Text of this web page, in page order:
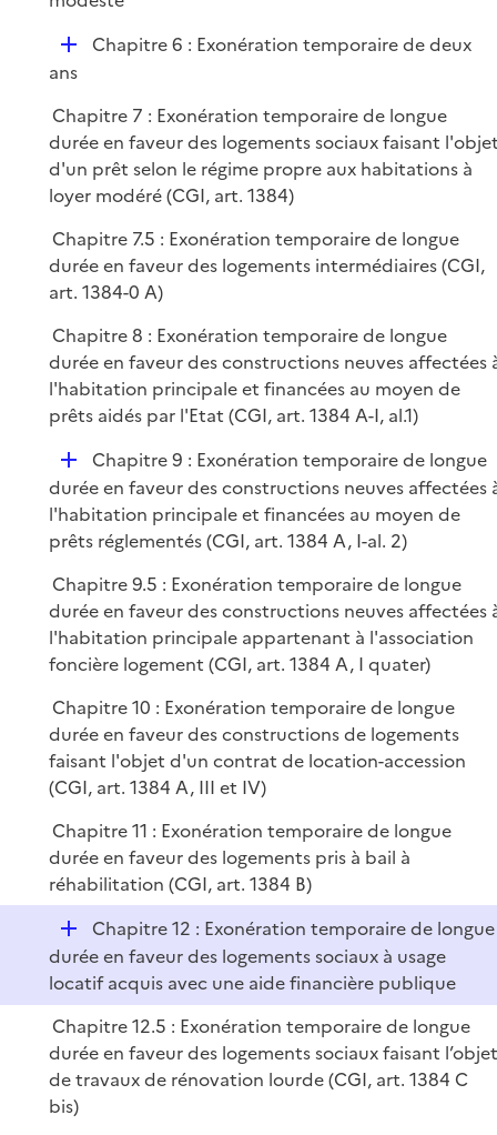
i
D
l
i
e
r
Chapitre 6 : Exonération temporaire de deux
ans
Chapitre 7 : Exonération temporaire de longue
durée en faveur des logements sociaux faisant
d'un prêt selon le régime propre aux habitations à
loyer modéré (CGI, art. 1384)
Chapitre 7.5 : Exonération temporaire de longue
durée en faveur des logements intermédiaires (CGI,
art. 1384-0 A)
Chapitre 8 : Exonération temporaire de longue
durée en faveur des constructions neuves affectées
l'habitation principale et financées au moyen de
prêts aidés par l'Etat (CGI, art. 1384 A-I, al.1)
D
é
p
l
e
r
Chapitre 9 : Exonération temporaire de longue
durée en faveur des constructions neuves affectées
l'habitation principale et financées au moyen de
prêts réglementés (CGI, art. 1384 A, I-al. 2)
Chapitre 9.5 : Exonération temporaire de longue
durée en faveur des constructions neuves affectées
l'habitation principale appartenant à l'association
foncière logement (CGI, art. 1384 A, I quater)
Chapitre 10 : Exonération temporaire de longue
durée en faveur des constructions de logements
faisant l'objet d'un contrat de location-accession
(CGI, art. 1384 A, III et IV)
Chapitre 11 : Exonération temporaire de longue
durée en faveur des logements pris à bail à
réhabilitation (CGI, art. 1384 B)
D
é
p
l
i
e
r
Chapitre 12 : Exonération temporaire de longue
durée en faveur des logements sociaux à usage
locatif acquis avec une aide financière publique
Chapitre 12.5 : Exonération temporaire de longue
durée en faveur des logements sociaux faisant l’objet
de travaux de rénovation lourde (CGI, art. 1384 C
bis)